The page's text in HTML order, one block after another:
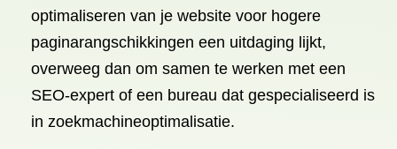
optimaliseren van je website voor hogere
paginarangschikkingen een uitdaging lijkt,
overweeg dan om samen te werken met een
SEO-expert of een bureau dat gespecialiseerd is
in zoekmachineoptimalisatie.